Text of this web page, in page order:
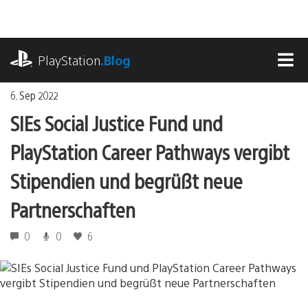
springen
PlayStation.Blog
6. Sep 2022
SIEs Social Justice Fund und
PlayStation Career Pathways vergibt
Stipendien und begrüßt neue
Partnerschaften
0 0 6